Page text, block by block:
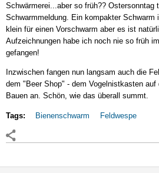
Schwärmerei...aber so früh?? Ostersonntag
Schwarmmeldung. Ein kompakter Schwarm
klein für einen Vorschwarm aber es ist
Aufzeichnungen habe ich noch nie so früh
gefangen!
Inzwischen fangen nun langsam auch die
dem "Beer Shop" - dem Vogelnistkasten
Bauen an. Schön, wie das überall summt.
Tags: Bienenschwarm Feldwespe